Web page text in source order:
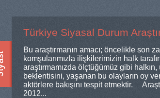
Türkiye Siyasal Durum
Bu araştırmanın amacı; öncelikle son
komşularımızla ilişkilerimizin halk
araştırmamızda ölçtüğümüz gibi
beklentisini, yaşanan bu olayların oy
aktörlere bakışını tespit etmektir.
2012...